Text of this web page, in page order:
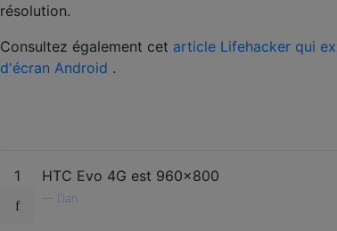
résolution.
Consultez également cet article Lifehacker qui
d'écran Android .
1 HTC Evo 4G est 960x800
Dan